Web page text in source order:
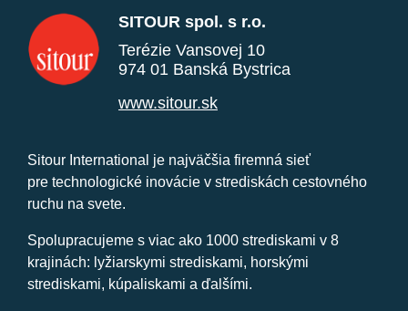
SITOUR spol. s r.o.
Terézie Vansovej 10
974 01 Banská Bystrica
www.sitour.sk
Sitour International je najväčšia firemná sieť
pre technologické inovácie v strediskách cestovného
ruchu na svete.
Spolupracujeme s viac ako 1000 strediskami v 8
krajinách: lyžiarskymi strediskami, horskými
strediskami, kúpaliskami a ďalšími.